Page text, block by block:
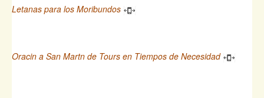
Letanas para los Moribundos
Oracin a San Martn de Tours en Tiempos de Necesidad